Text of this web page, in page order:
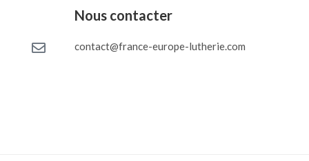
Nous contacter
contact@france-europe-lutherie.com